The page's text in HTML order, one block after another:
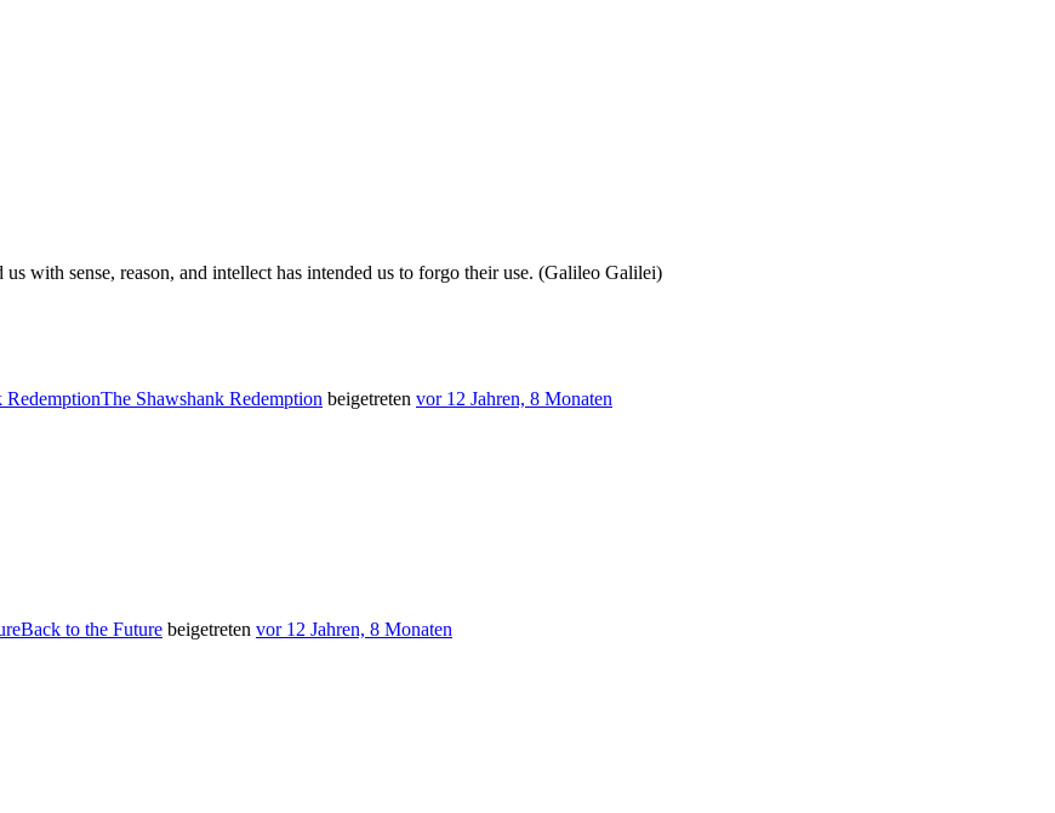
with sense, reason, and intellect has intended us to forgo their use. (Galileo Galilei)
The Shawshank Redemption beigetreten vor 12 Jahren, 8 Monaten
Back to the Future beigetreten vor 12 Jahren, 8 Monaten